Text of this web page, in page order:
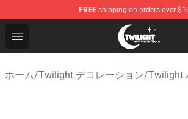
FREE shipping on orders over
Open menu
Twilight Store - Official Twilight
ホーム/Twilight デコレーション/Twilight